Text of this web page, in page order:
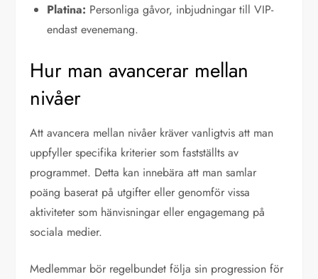
Platina: Personliga gåvor, inbjudningar till VIP-
endast evenemang.
Hur man avancerar mellan
nivåer
Att avancera mellan nivåer kräver vanligtvis att man
uppfyller specifika kriterier som fastställts av
programmet. Detta kan innebära att man samlar
poäng baserat på utgifter eller genomför vissa
aktiviteter som hänvisningar eller engagemang på
sociala medier.
Medlemmar bör regelbundet följa sin progression för